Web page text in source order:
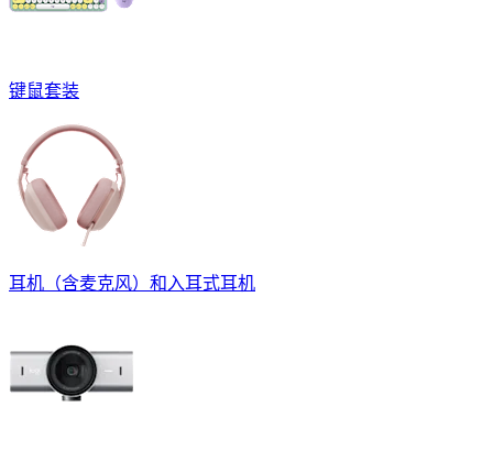
键鼠套装
耳机（含麦克风）和入耳式耳机